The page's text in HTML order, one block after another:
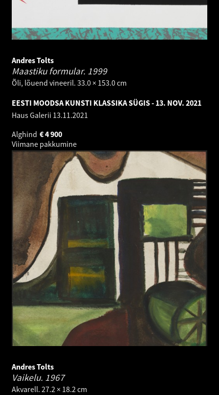
Andres Tolts
Maastiku formular. 1999
Õli, lõuend vineeril. 33.0 × 153.0 cm
EESTI MOODSA KUNSTI KLASSIKA SÜGIS - 13. NOV. 2021
Haus Galerii 13.11.2021
Alghind
4 900
€
Viimane pakkumine
Andres Tolts
Vaikelu. 1967
Akvarell. 27.2 × 18.2 cm